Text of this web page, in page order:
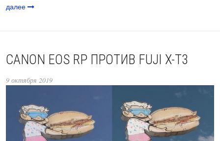
далее
CANON EOS RP ПРОТИВ FUJI X-T3
9 октября 2019